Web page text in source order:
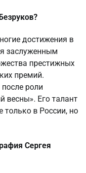
достижения в
заслуженным
престижных
премий.
роли
весны». Его талант
только в России, но
Сергея